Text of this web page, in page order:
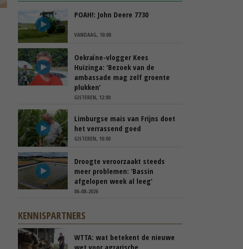
POAH!: John Deere 7730
VANDAAG, 10:00
Oekraïne-vlogger Kees
Huizinga: ‘Bezoek van de
ambassade mag zelf groente
plukken’
GISTEREN, 12:00
Limburgse mais van Frijns doet
het verrassend goed
GISTEREN, 10:00
Droogte veroorzaakt steeds
meer problemen: ‘Bassin
afgelopen week al leeg’
06-08-2026
KENNISPARTNERS
WTTA: wat betekent de nieuwe
wet voor agrarische